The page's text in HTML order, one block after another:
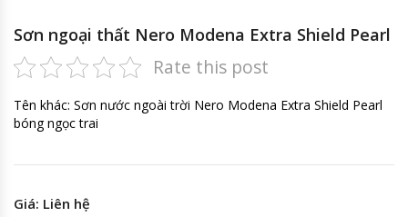
Sơn ngoại thất Nero Modena Extra Shield Pearl
Rate this post
Tên khác: Sơn nước ngoài trời Nero Modena Extra Shield Pearl
bóng ngọc trai
Giá: Liên hệ